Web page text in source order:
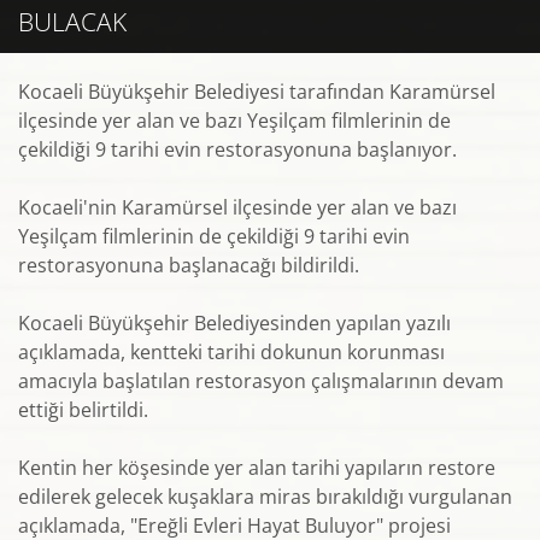
BULACAK
Kocaeli Büyükşehir Belediyesi tarafından Karamürsel
ilçesinde yer alan ve bazı Yeşilçam filmlerinin de
çekildiği 9 tarihi evin restorasyonuna başlanıyor.
Kocaeli'nin Karamürsel ilçesinde yer alan ve bazı
Yeşilçam filmlerinin de çekildiği 9 tarihi evin
restorasyonuna başlanacağı bildirildi.
Kocaeli Büyükşehir Belediyesinden yapılan yazılı
açıklamada, kentteki tarihi dokunun korunması
amacıyla başlatılan restorasyon çalışmalarının devam
ettiği belirtildi.
Kentin her köşesinde yer alan tarihi yapıların restore
edilerek gelecek kuşaklara miras bırakıldığı vurgulanan
açıklamada, "Ereğli Evleri Hayat Buluyor" projesi